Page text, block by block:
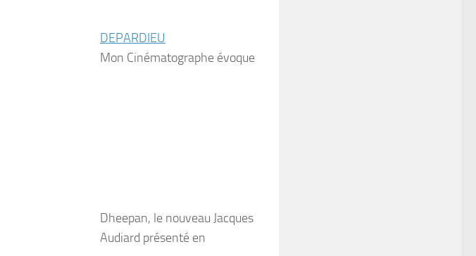
DEPARDIEU
Mon Cinématographe évoque
Dheepan, le nouveau Jacques
Audiard présenté en